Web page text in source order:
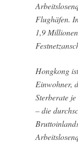
Flughäfen.
1,9
Hongkong
Einwohner,
Sterberate
– die